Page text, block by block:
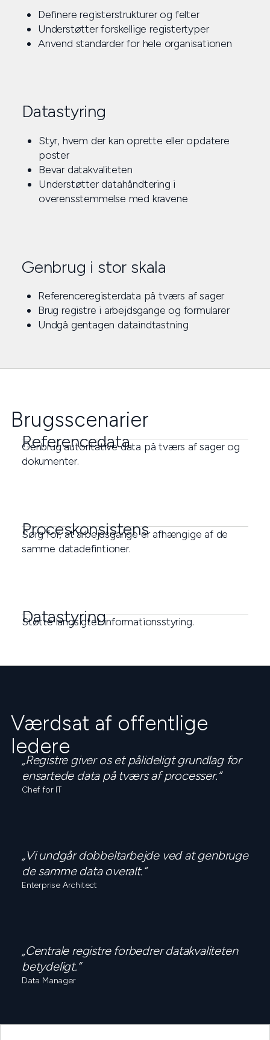
Definere registerstrukturer og felter
Understøtter forskellige registertyper
Anvend standarder for hele organisationen
Datastyring
Styr, hvem der kan oprette eller opdatere
poster
Bevar datakvaliteten
Understøtter datahåndtering i
overensstemmelse med kravene
Genbrug i stor skala
Referenceregisterdata på tværs af sager
Brug registre i arbejdsgange og formularer
Undgå gentagen dataindtastning
Brugsscenarier
Referencedata
Genbrug autoritative data på tværs af sager og
dokumenter.
Proceskonsistens
Sørg for, at arbejdsgange er afhængige af de
samme datadefintioner.
Datastyring
Støtte langsigtet informationsstyring.
Værdsat af offentlige
ledere
„Registre giver os et pålideligt grundlag for
ensartede data på tværs af processer.“
Chef for IT
„Vi undgår dobbeltarbejde ved at genbruge
de samme data overalt.“
Enterprise Architect
„Centrale registre forbedrer datakvaliteten
betydeligt.“
Data Manager